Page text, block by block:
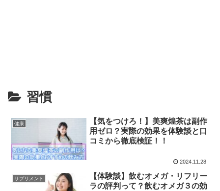
習慣
健康
【気をつけろ！】美爽煌茶は副作
用ゼロ？実際の効果を体験談と口
コミから徹底検証！！
2024.11.28
サプリメント
【体験談】飲むオメガ・リフリー
ラの評判って？飲むオメガ３の効